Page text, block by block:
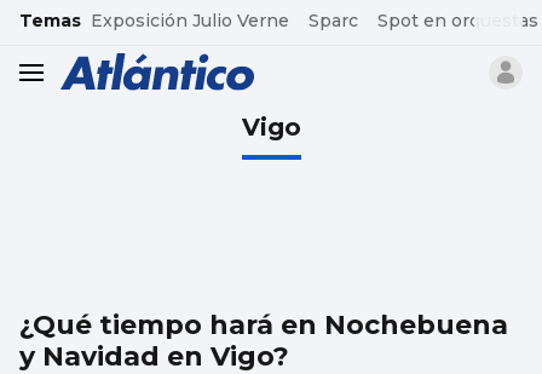
common.go-to-content
Temas Exposición Julio Verne Sparc Spot en orquestas
header.menu.open
Vigo
¿Qué tiempo hará en Nochebuena
y Navidad en Vigo?